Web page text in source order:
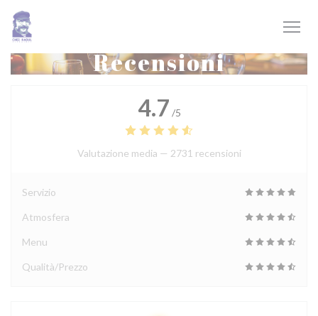
Personalizzazione delle tue scelte sui cookie
Recensioni
4.7 /5
Valutazione media — 2731 recensioni
Servizio
Atmosfera
Menu
Qualità/Prezzo